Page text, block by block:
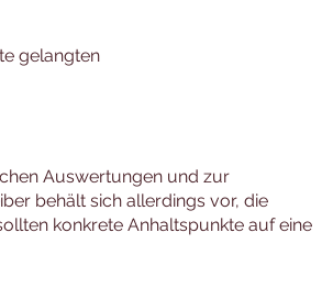
gelangten
Auswertungen und zur
behält sich allerdings vor, die
konkrete Anhaltspunkte auf eine